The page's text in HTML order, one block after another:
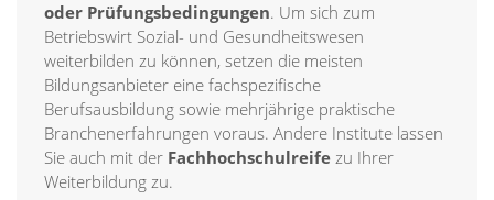
oder Prüfungsbedingungen. Um sich zum
Betriebswirt Sozial- und Gesundheitswesen
weiterbilden zu können, setzen die meisten
Bildungsanbieter eine fachspezifische
Berufsausbildung sowie mehrjährige praktische
Branchenerfahrungen voraus. Andere Institute lassen
Sie auch mit der Fachhochschulreife zu Ihrer
Weiterbildung zu.